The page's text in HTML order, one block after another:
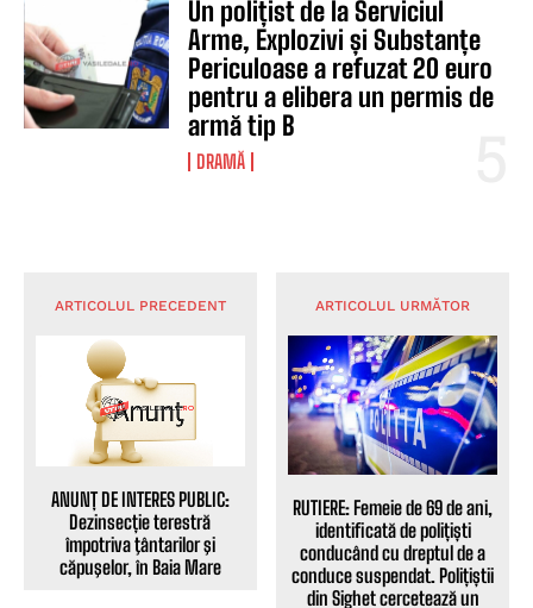
Un polițist de la Serviciul
Arme, Explozivi și Substanțe
Periculoase a refuzat 20 euro
pentru a elibera un permis de
armă tip B
DRAMĂ
ARTICOLUL PRECEDENT
ANUNȚ DE INTERES PUBLIC:
Dezinsecție terestră
împotriva ţântarilor şi
căpuşelor, în Baia Mare
ARTICOLUL URMĂTOR
RUTIERE: Femeie de 69 de ani,
identificată de polițiști
conducând cu dreptul de a
conduce suspendat. Polițiștii
din Sighet cercetează un